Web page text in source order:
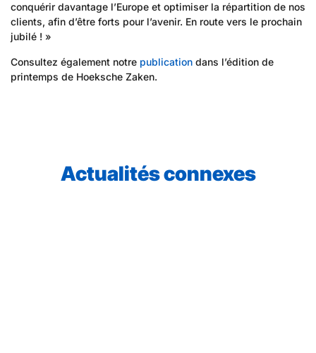
conquérir davantage l’Europe et optimiser la répartition de nos
clients, afin d’être forts pour l’avenir. En route vers le prochain
jubilé ! »
Consultez également notre publication dans l’édition de
printemps de Hoeksche Zaken.
Actualités connexes